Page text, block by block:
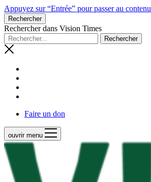
Appuyez sur “Entrée” pour passer au contenu
Rechercher
Rechercher dans Vision Times
Faire un don
ouvrir menu